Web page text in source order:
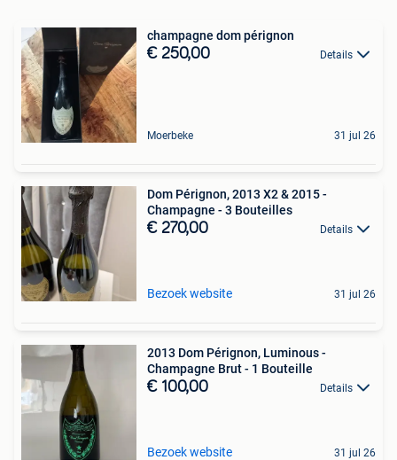
champagne dom pérignon
€ 250,00 Details
Moerbeke 31 jul 26
Dom Pérignon, 2013 X2 & 2015 -
Champagne - 3 Bouteilles
€ 270,00 Details
Bezoek website 31 jul 26
2013 Dom Pérignon, Luminous -
Champagne Brut - 1 Bouteille
€ 100,00 Details
Bezoek website 31 jul 26